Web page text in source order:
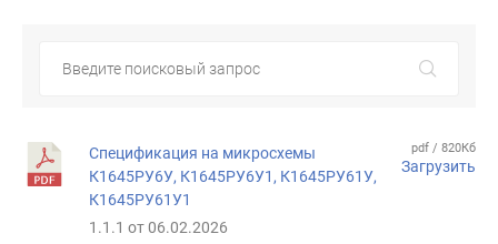
Спецификация на микросхемы
К1645РУ6У, К1645РУ6У1, К1645РУ61У,
К1645РУ61У1
1.1.1 от 06.02.2026
pdf / 820Кб
Загрузить